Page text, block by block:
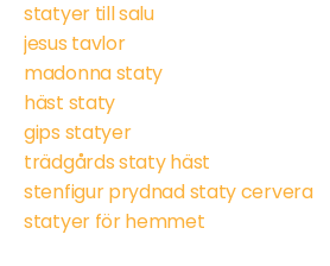
statyer till salu
jesus tavlor
madonna staty
häst staty
gips statyer
trädgårds staty häst
stenfigur prydnad staty cervera
statyer för hemmet